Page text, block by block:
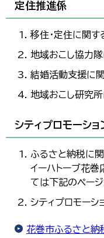
定住推進係
移住・定住に関す
地域おこし協力
結婚活動支援に
地域おこし研究
シティプロモーショ
ふるさと納税に
イーハトーブ花
ては下記のペー
シティプロモーシ
花巻市ふるさと納